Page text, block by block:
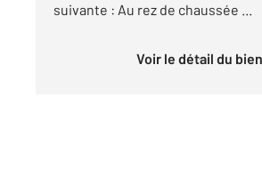
suivante : Au rez de chaussée ...
Voir le détail du bien